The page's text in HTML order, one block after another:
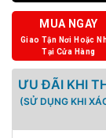
MUA NGAY
Giao Tận Nơi Hoặc
Tại Cửa Hàng
ƯU ĐÃI KHI
(SỬ DỤNG KHI